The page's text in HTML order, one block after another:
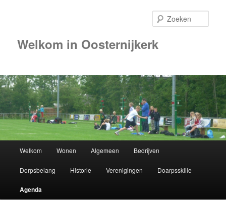
Welkom in Oosternijkerk
Spring
naar
de
Welkom Wonen Algemeen Bedrijven
Dorpsbelang Historie Verenigingen Doarpsskille
Agenda